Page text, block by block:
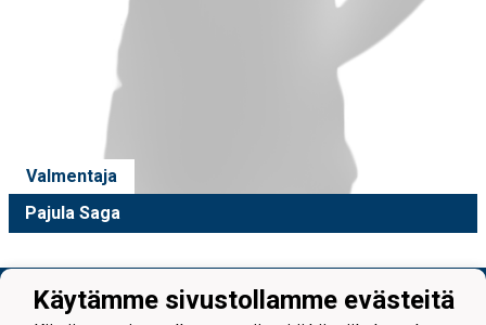
Valmentaja
Pajula Saga
Käytämme sivustollamme evästeitä